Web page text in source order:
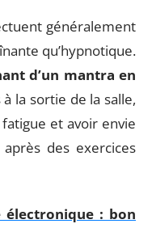
généralement
qu’hypnotique.
d’un mantra en
la sortie de la salle,
et avoir envie
des exercices
électronique : bon